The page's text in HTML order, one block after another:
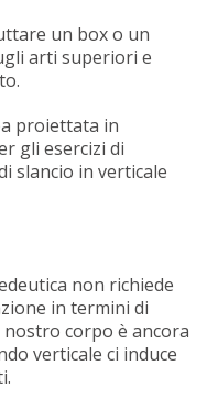
un box o un
arti superiori e
proiettata in
gli esercizi di
slancio in verticale
non richiede
in termini di
corpo è ancora
verticale ci induce